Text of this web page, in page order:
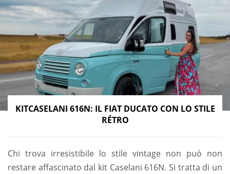
KITCASELANI 616N: IL FIAT DUCATO CON LO STILE
RÉTRO
Chi trova irresistibile lo stile vintage non può non
restare affascinato dal kit Caselani 616N. Si tratta di un